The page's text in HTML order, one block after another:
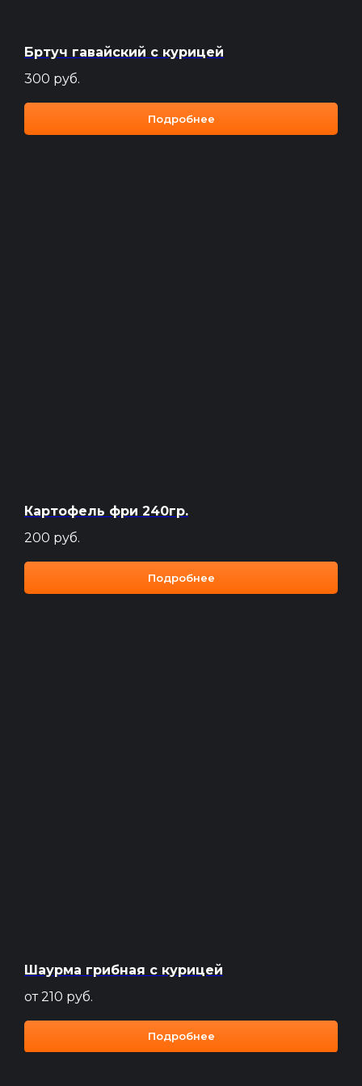
Бртуч гавайский с курицей
300 руб.
Подробнее
Картофель фри 240гр.
200 руб.
Подробнее
Шаурма грибная с курицей
от 210 руб.
Подробнее